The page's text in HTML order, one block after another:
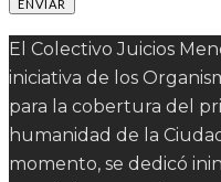
El Colectivo Juicios
iniciativa de los
para la cobertura del
humanidad de la
momento, se dedicó